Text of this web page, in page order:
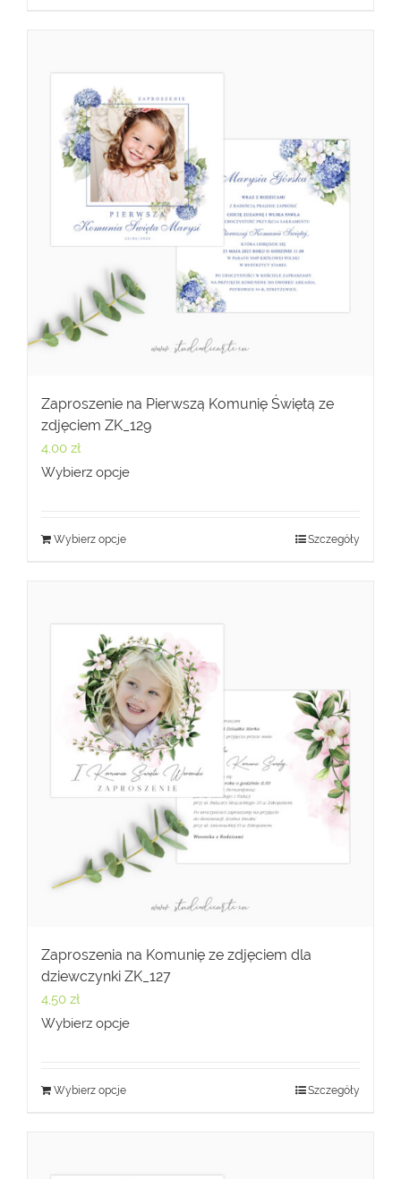
Zaproszenie na Pierwszą Komunię Świętą ze
zdjęciem ZK_129
4,00 zł
Wybierz opcje
Wybierz opcje Szczegóły
Zaproszenia na Komunię ze zdjęciem dla
dziewczynki ZK_127
4,50 zł
Wybierz opcje
Wybierz opcje Szczegóły